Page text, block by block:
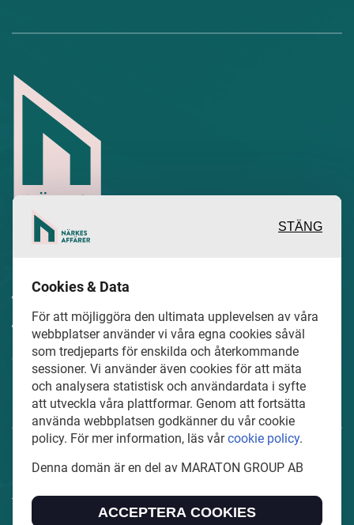
värdefulla berättelser och reportage
från och om det lokala näringslivet och
dess aktörer samt en hel del annan
läsvärt innehåll.
NarkesAffarer.se är en del av mediakoncernen MARATON
tidningsvarumärken i Europa.
STÄNG
Cookies & Data
För att möjliggöra den ultimata upplevelsen av våra
webbplatser använder vi våra egna cookies såväl
som tredjeparts för enskilda och återkommande
sessioner. Vi använder även cookies för att mäta
och analysera statistisk och användardata i syfte
att utveckla våra plattformar. Genom att fortsätta
använda webbplatsen godkänner du vår cookie
policy. För mer information, läs vårcookie policy.
Denna domän är en del av MARATON GROUP AB
ACCEPTERA COOKIES